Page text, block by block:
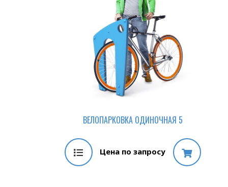
ВЕЛОПАРКОВКА ОДИНОЧНАЯ 5
Цена по запросу